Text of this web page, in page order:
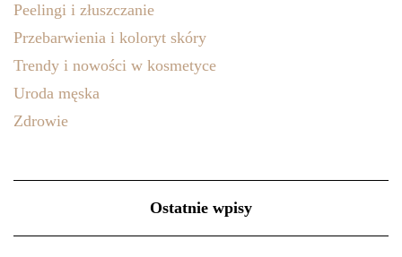
Peelingi i złuszczanie
Przebarwienia i koloryt skóry
Trendy i nowości w kosmetyce
Uroda męska
Zdrowie
Ostatnie wpisy